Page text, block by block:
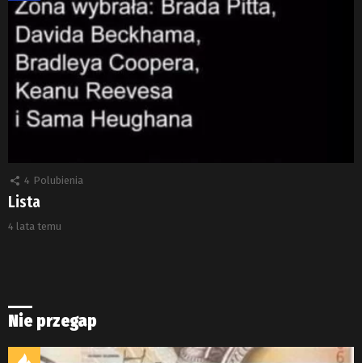
4 Polubienia
Lista
4 lata temu
Nie przegap